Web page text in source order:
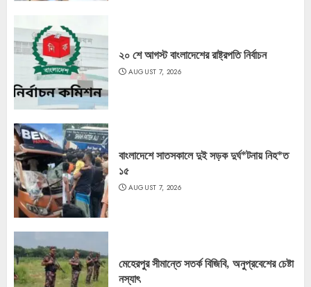
২০ শে আগস্ট বাংলাদেশের রাষ্ট্রপতি নির্বাচন
AUGUST 7, 2026
বাংলাদেশে সাতসকালে দুই সড়ক দুর্ঘ*টনায় নিহ*ত
১৫
AUGUST 7, 2026
মেহেরপুর সীমান্তে সতর্ক বিজিবি, অনুপ্রবেশের চেষ্টা
নস্যাৎ